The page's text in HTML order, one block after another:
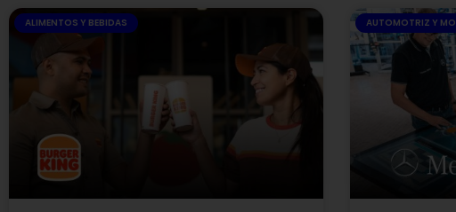
ALIMENTOS Y BEBIDAS AUTOMOTRIZ Y